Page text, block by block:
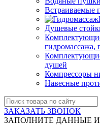
Встраиваемые
Душевые
гидромассажа,
душей
Компрессоры
Навесные
ЗАКАЗАТЬ ЗВОНОК
ЗАПОЛНИТЕ ДАННЫЕ